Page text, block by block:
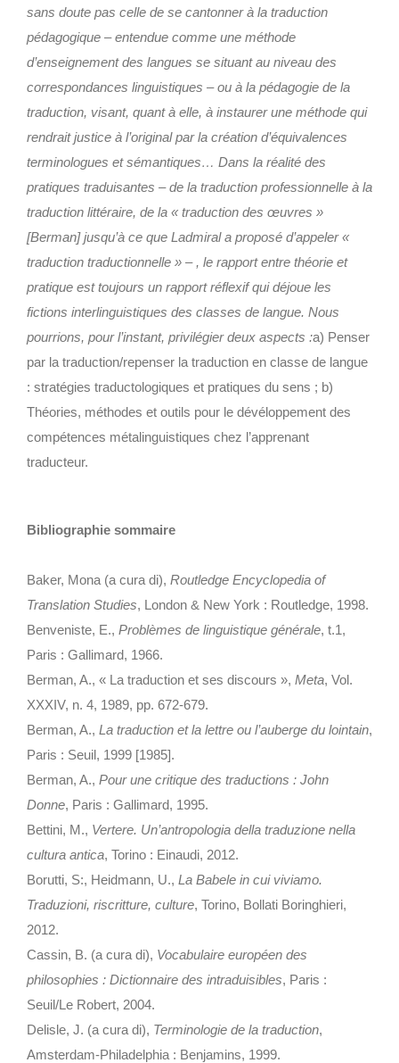
sans doute pas celle de se cantonner à la traduction
pédagogique – entendue comme une méthode
d’enseignement des langues se situant au niveau des
correspondances linguistiques – ou à la pédagogie de la
traduction, visant, quant à elle, à instaurer une méthode qui
rendrait justice à l’original par la création d’équivalences
terminologues et sémantiques… Dans la réalité des
pratiques traduisantes – de la traduction professionnelle à la
traduction littéraire, de la « traduction des œuvres »
[Berman] jusqu’à ce que Ladmiral a proposé d’appeler «
traduction traductionnelle » – , le rapport entre théorie et
pratique est toujours un rapport réflexif qui déjoue les
fictions interlinguistiques des classes de langue. Nous
pourrions, pour l’instant, privilégier deux aspects :a) Penser
par la traduction/repenser la traduction en classe de langue
: stratégies traductologiques et pratiques du sens ; b)
Théories, méthodes et outils pour le dévéloppement des
compétences métalinguistiques chez l’apprenant
traducteur.
Bibliographie sommaire
Baker, Mona (a cura di), Routledge Encyclopedia of
Translation Studies, London & New York : Routledge, 1998.
Benveniste, E., Problèmes de linguistique générale, t.1,
Paris : Gallimard, 1966.
Berman, A., « La traduction et ses discours », Meta, Vol.
XXXIV, n. 4, 1989, pp. 672-679.
Berman, A., La traduction et la lettre ou l’auberge du lointain,
Paris : Seuil, 1999 [1985].
Berman, A., Pour une critique des traductions : John
Donne, Paris : Gallimard, 1995.
Bettini, M., Vertere. Un’antropologia della traduzione nella
cultura antica, Torino : Einaudi, 2012.
Borutti, S:, Heidmann, U., La Babele in cui viviamo.
Traduzioni, riscritture, culture, Torino, Bollati Boringhieri,
2012.
Cassin, B. (a cura di), Vocabulaire européen des
philosophies : Dictionnaire des intraduisibles, Paris :
Seuil/Le Robert, 2004.
Delisle, J. (a cura di), Terminologie de la traduction,
Amsterdam-Philadelphia : Benjamins, 1999.